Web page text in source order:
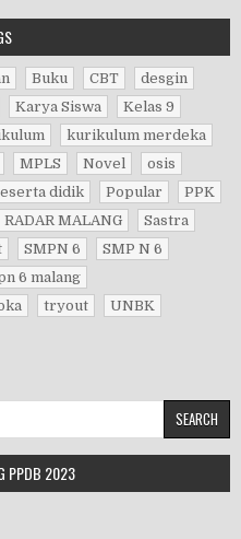
Buku CBT
desgin
Karya Siswa
Kelas 9
kurikulum merdeka
MPLS Novel
osis
didik Popular
PPK
RADAR MALANG
Sastra
SMPN 6
SMP N 6
6 malang
tryout
UNBK
PPDB 2023